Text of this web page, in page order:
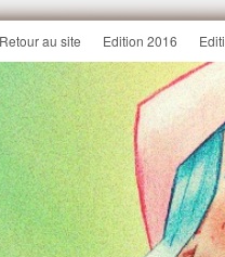
Retour au site Edition 2016